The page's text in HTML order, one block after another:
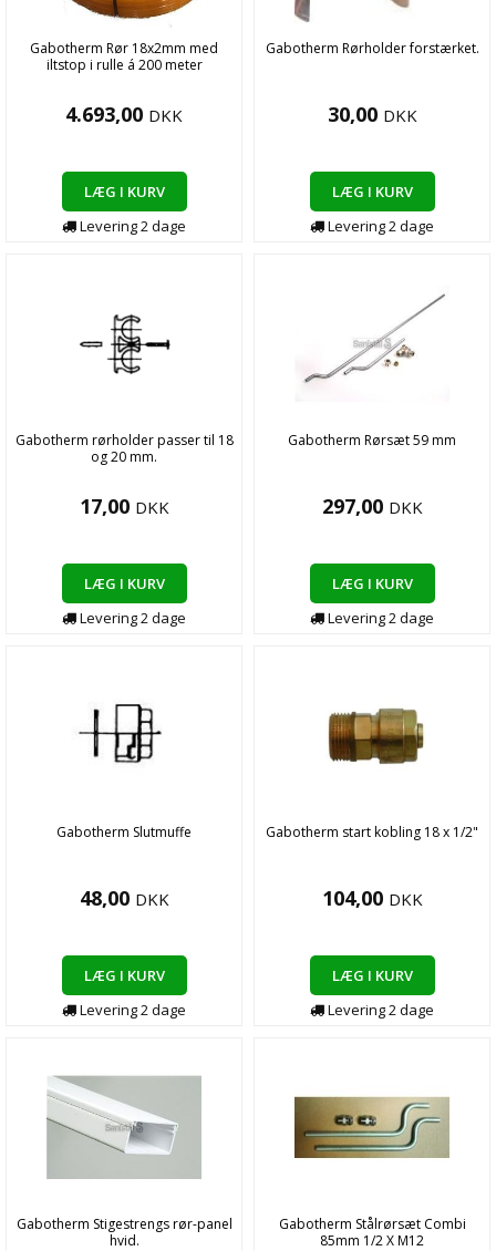
Gabotherm Rør 18x2mm med
iltstop i rulle á 200 meter
4.693,00 DKK
LÆG I KURV
Levering2dage
Gabotherm Rørholder forstærket.
30,00 DKK
LÆG I KURV
Levering2dage
Gabotherm rørholder passer til 18
og 20 mm.
17,00 DKK
LÆG I KURV
Levering2dage
Gabotherm Rørsæt 59 mm
297,00 DKK
LÆG I KURV
Levering2dage
Gabotherm Slutmuffe
48,00 DKK
LÆG I KURV
Levering2dage
Gabotherm start kobling 18 x 1/2"
104,00 DKK
LÆG I KURV
Levering2dage
Gabotherm Stigestrengs rør-panel
hvid.
Gabotherm Stålrørsæt Combi
85mm 1/2 X M12